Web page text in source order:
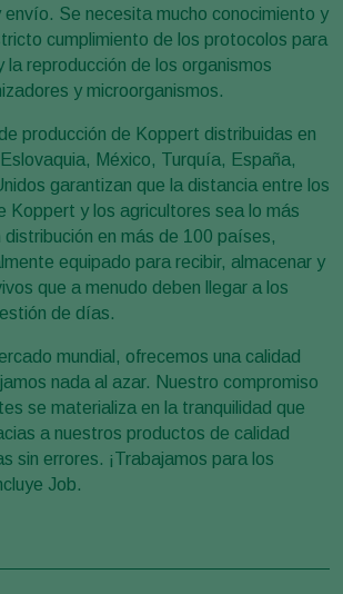
envío. Se necesita mucho conocimiento y
cumplimiento de los protocolos para
la reproducción de los organismos
y microorganismos.
producción de Koppert distribuidas en
México, Turquía, España,
garantizan que la distancia entre los
Koppert y los agricultores sea lo más
en más de 100 países,
equipado para recibir, almacenar y
que a menudo deben llegar a los
de días.
mundial, ofrecemos una calidad
nada al azar. Nuestro compromiso
se materializa en la tranquilidad que
a nuestros productos de calidad
sin errores. ¡Trabajamos para los
Job.